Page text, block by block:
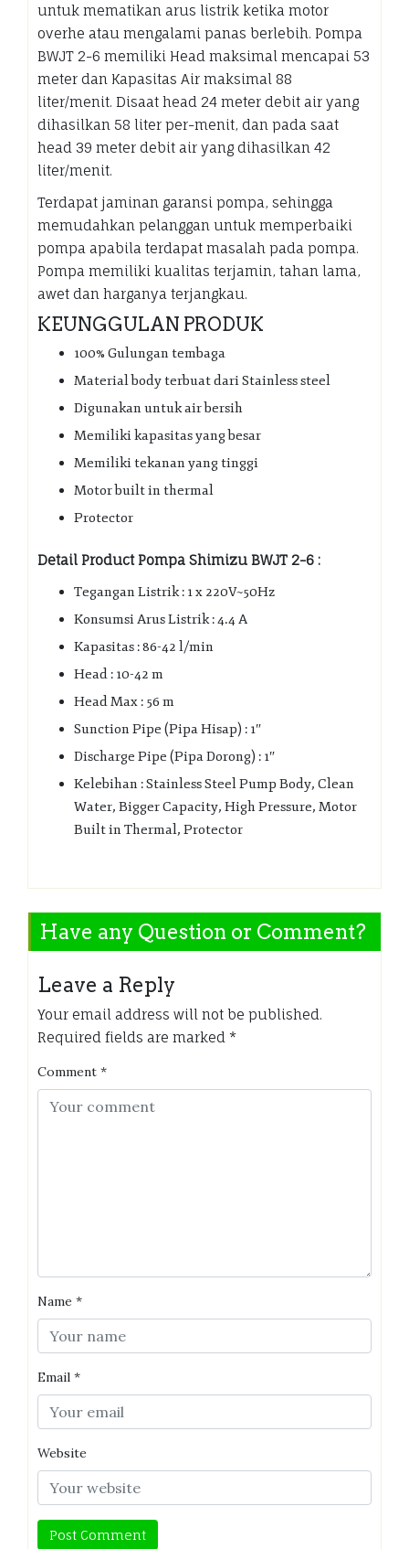
untuk mematikan arus listrik ketika motor
overhe atau mengalami panas berlebih. Pompa
BWJT 2-6 memiliki Head maksimal mencapai 53
meter dan Kapasitas Air maksimal 88
liter/menit. Disaat head 24 meter debit air yang
dihasilkan 58 liter per-menit, dan pada saat
head 39 meter debit air yang dihasilkan 42
liter/menit.
Terdapat jaminan garansi pompa, sehingga
memudahkan pelanggan untuk memperbaiki
pompa apabila terdapat masalah pada pompa.
Pompa memiliki kualitas terjamin, tahan lama,
awet dan harganya terjangkau.
KEUNGGULAN PRODUK
100% Gulungan tembaga
Material body terbuat dari Stainless steel
Digunakan untuk air bersih
Memiliki kapasitas yang besar
Memiliki tekanan yang tinggi
Motor built in thermal
Protector
Detail Product Pompa Shimizu BWJT 2-6 :
Tegangan Listrik : 1 x 220V~50Hz
Konsumsi Arus Listrik : 4.4 A
Kapasitas : 86-42 l/min
Head : 10-42 m
Head Max : 56 m
Sunction Pipe (Pipa Hisap) : 1″
Discharge Pipe (Pipa Dorong) : 1″
Kelebihan : Stainless Steel Pump Body, Clean
Water, Bigger Capacity, High Pressure, Motor
Built in Thermal, Protector
Have any Question or Comment?
Leave a Reply
Your email address will not be published.
Required fields are marked *
Comment *
Name *
Email *
Website